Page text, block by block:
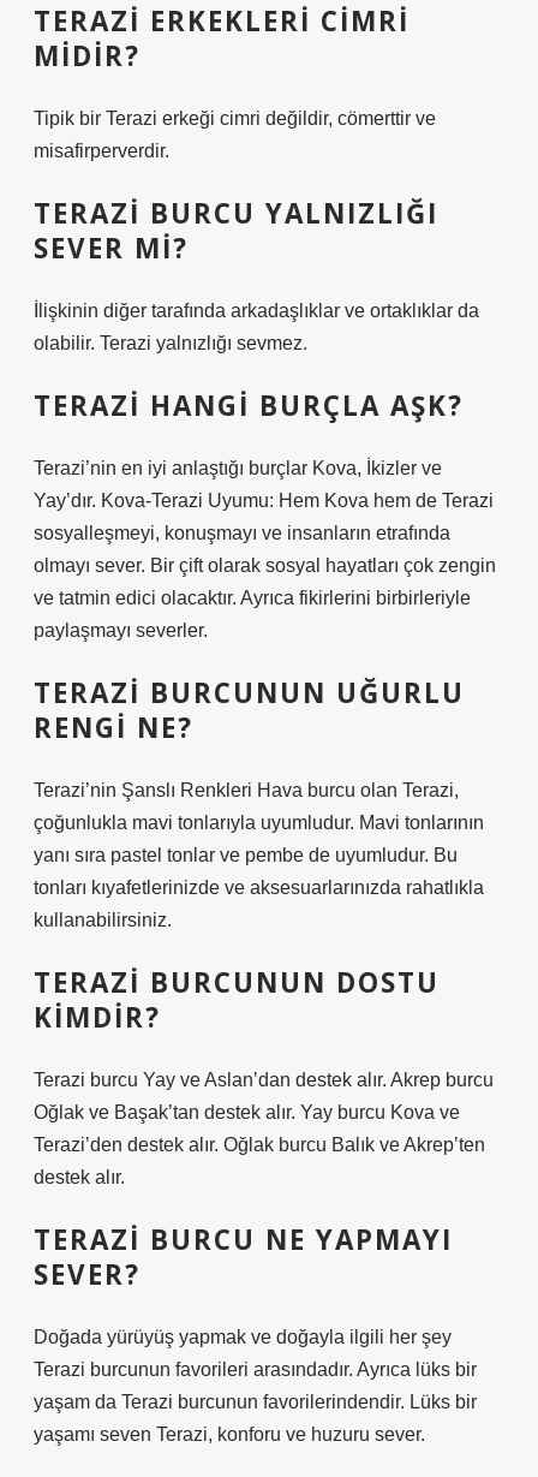
TERAZI ERKEKLERI CIMRI
MIDIR?
Tipik bir Terazi erkeği cimri değildir, cömerttir ve
misafirperverdir.
TERAZI BURCU YALNIZLIĞI
SEVER MI?
İlişkinin diğer tarafında arkadaşlıklar ve ortaklıklar da
olabilir. Terazi yalnızlığı sevmez.
TERAZI HANGI BURÇLA AŞK?
Terazi’nin en iyi anlaştığı burçlar Kova, İkizler ve
Yay’dır. Kova-Terazi Uyumu: Hem Kova hem de Terazi
sosyalleşmeyi, konuşmayı ve insanların etrafında
olmayı sever. Bir çift olarak sosyal hayatları çok zengin
ve tatmin edici olacaktır. Ayrıca fikirlerini birbirleriyle
paylaşmayı severler.
TERAZI BURCUNUN UĞURLU
RENGI NE?
Terazi’nin Şanslı Renkleri Hava burcu olan Terazi,
çoğunlukla mavi tonlarıyla uyumludur. Mavi tonlarının
yanı sıra pastel tonlar ve pembe de uyumludur. Bu
tonları kıyafetlerinizde ve aksesuarlarınızda rahatlıkla
kullanabilirsiniz.
TERAZI BURCUNUN DOSTU
KIMDIR?
Terazi burcu Yay ve Aslan’dan destek alır. Akrep burcu
Oğlak ve Başak’tan destek alır. Yay burcu Kova ve
Terazi’den destek alır. Oğlak burcu Balık ve Akrep’ten
destek alır.
TERAZI BURCU NE YAPMAYI
SEVER?
Doğada yürüyüş yapmak ve doğayla ilgili her şey
Terazi burcunun favorileri arasındadır. Ayrıca lüks bir
yaşam da Terazi burcunun favorilerindendir. Lüks bir
yaşamı seven Terazi, konforu ve huzuru sever.